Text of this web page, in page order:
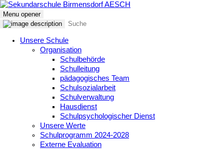
Menu opener
Unsere Schule
Organisation
Schulbehörde
Schulleitung
pädagogisches Team
Schulsozialarbeit
Schulverwaltung
Hausdienst
Schulpsychologischer Dienst
Unsere Werte
Schulprogramm 2024-2028
Externe Evaluation